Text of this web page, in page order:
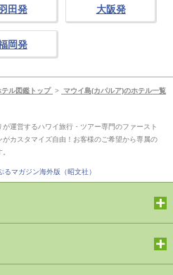
田発 大阪発
岡発
ル図鑑トップ >
マウイ島(カパルア)のホテル一覧
運営するハワイ旅行・ツアー専門のファースト
カスタマイズ自由！お客様のご希望から専属の
るマガジン海外版（昭文社）